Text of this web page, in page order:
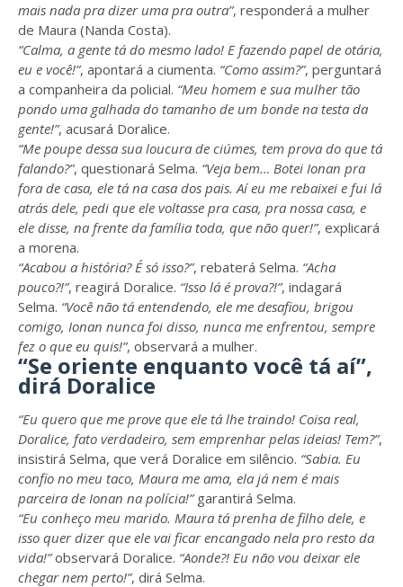
mais nada pra dizer uma pra outra”, responderá a mulher
de Maura (Nanda Costa).
“Calma, a gente tá do mesmo lado! E fazendo papel de otária,
eu e você!”, apontará a ciumenta. “Como assim?”, perguntará
a companheira da policial. “Meu homem e sua mulher tão
pondo uma galhada do tamanho de um bonde na testa da
gente!”, acusará Doralice.
“Me poupe dessa sua loucura de ciúmes, tem prova do que tá
falando?”, questionará Selma. “Veja bem… Botei Ionan pra
fora de casa, ele tá na casa dos pais. Aí eu me rebaixei e fui lá
atrás dele, pedi que ele voltasse pra casa, pra nossa casa, e
ele disse, na frente da família toda, que não quer!”, explicará
a morena.
“Acabou a história? É só isso?”, rebaterá Selma. “Acha
pouco?!”, reagirá Doralice. “Isso lá é prova?!”, indagará
Selma. “Você não tá entendendo, ele me desafiou, brigou
comigo, Ionan nunca foi disso, nunca me enfrentou, sempre
fez o que eu quis!”, observará a mulher.
“Se oriente enquanto você tá aí”,
dirá Doralice
“Eu quero que me prove que ele tá lhe traindo! Coisa real,
Doralice, fato verdadeiro, sem emprenhar pelas ideias! Tem?”,
insistirá Selma, que verá Doralice em silêncio. “Sabia. Eu
confio no meu taco, Maura me ama, ela já nem é mais
parceira de Ionan na polícia!”garantirá Selma.
“Eu conheço meu marido. Maura tá prenha de filho dele, e
isso quer dizer que ele vai ficar encangado nela pro resto da
vida!”observará Doralice. “Aonde?! Eu não vou deixar ele
chegar nem perto!”, dirá Selma.